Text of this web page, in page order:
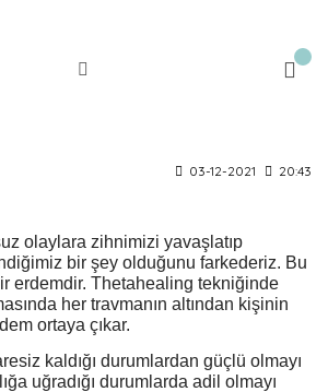
03-12-2021 20:43
olaylara zihnimizi yavaşlatıp
bir şey olduğunu farkederiz. Bu
erdemdir. Thetahealing tekniğinde
her travmanın altından kişinin
ortaya çıkar.
kaldığı durumlardan güçlü olmayı
uğradığı durumlarda adil olmayı